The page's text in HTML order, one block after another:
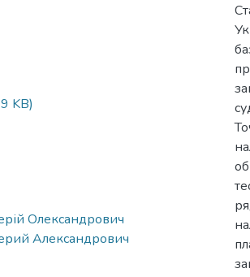
KB)
Олександрович
Александрович